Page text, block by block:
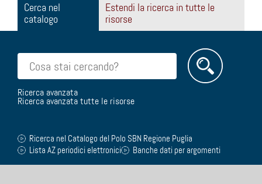
Cerca nel
catalogo
Estendi la ricerca in tutte le
risorse
Cerca su "Cerca nel catalogo"
Ricerca avanzata
Ricerca avanzata tutte le risorse
Ricerca nel Catalogo del Polo SBN Regione Puglia
Lista AZ periodici elettronici
Banche dati per argomenti